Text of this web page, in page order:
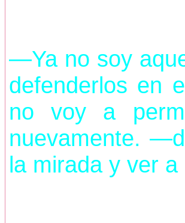
—Ya no soy
defenderlos en
no voy a
nuevamente.
la mirada y ver